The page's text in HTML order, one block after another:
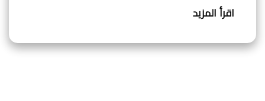
اقرأ المزيد